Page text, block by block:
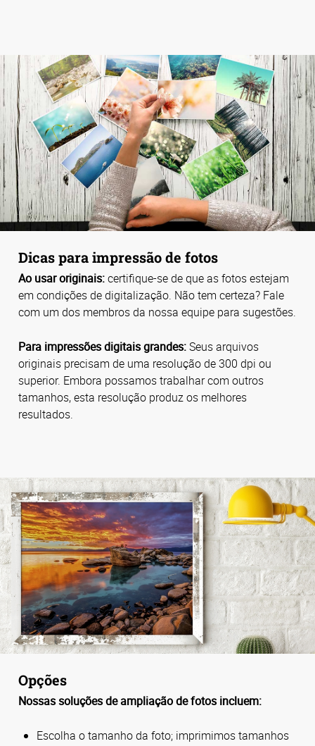
Dicas para impressão de fotos
Ao usar originais:certifique-se de que as fotos estejam
em condições de digitalização. Não tem certeza? Fale
com um dos membros da nossa equipe para sugestões.
Para impressões digitais grandes:Seus arquivos
originais precisam de uma resolução de 300 dpi ou
superior. Embora possamos trabalhar com outros
tamanhos, esta resolução produz os melhores
resultados.
Opções
Nossas soluções de ampliação de fotos incluem:
Escolha o tamanho da foto; imprimimos tamanhos